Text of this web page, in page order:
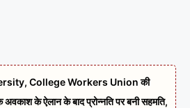
College Workers Union की
अवकाश के ऐलान के बाद प्रोन्नति पर बनी सहमति,